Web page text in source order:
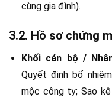
cùng gia đình).
3.2. Hồ sơ chứng
Khối cán bộ /
Quyết định bổ
mộc công ty; Sao